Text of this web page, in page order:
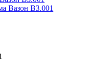
Вазон ВЗ.001